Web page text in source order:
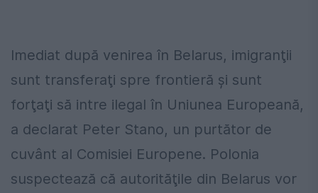
Imediat după venirea în Belarus, imigranţii
sunt transferaţi spre frontieră şi sunt
forţaţi să intre ilegal în Uniunea Europeană,
a declarat Peter Stano, un purtător de
cuvânt al Comisiei Europene. Polonia
suspectează că autorităţile din Belarus vor